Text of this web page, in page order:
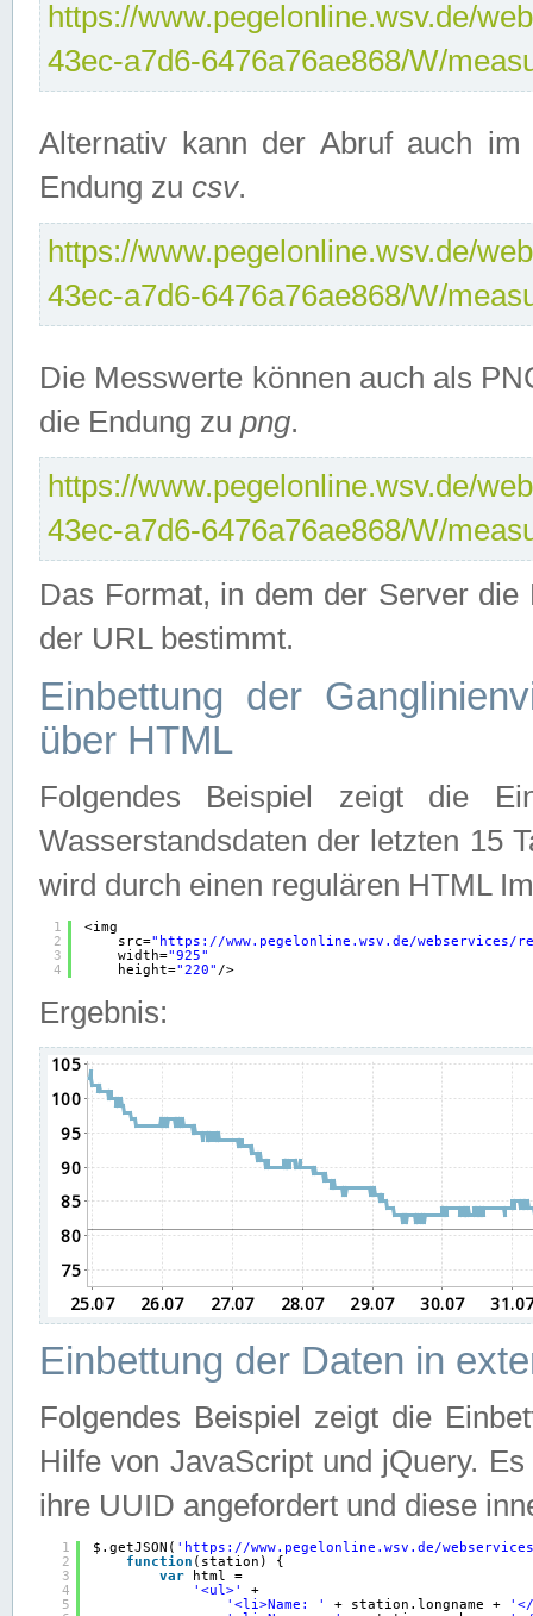
https://www.pegelonline.wsv.de/
43ec-a7d6-6476a76ae868/W/
Alternativ kann der Abruf auch
Endung zu csv.
https://www.pegelonline.wsv.de/
43ec-a7d6-6476a76ae868/W/
Die Messwerte können auch als
die Endung zu png.
https://www.pegelonline.wsv.de/
43ec-a7d6-6476a76ae868/W/
Das Format, in dem der Server
der URL bestimmt.
Einbettung der
über HTML
Folgendes Beispiel zeigt die
Wasserstandsdaten der letzten 15
wird durch einen regulären HTML
1
2
3
4
<img
src=" https://www.pegelonline.wsv.de/webservices/
width="925"
height="220" />
Ergebnis:
Einbettung der Daten in
Folgendes Beispiel zeigt die
Hilfe von JavaScript und jQuery.
ihre UUID angefordert und diese
1
2
3
4
5
$.getJSON( ' https://www.pegelonline.wsv.de/
function (station) {
var
html =
'<ul>'
+
'<li>Name: '
+ station.longname +